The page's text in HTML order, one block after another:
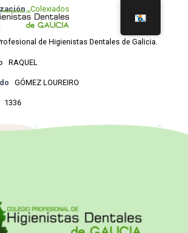
Colexiados
de Higienistas Dentales de Galicia.
RAQUEL
GÓMEZ LOUREIRO
1336